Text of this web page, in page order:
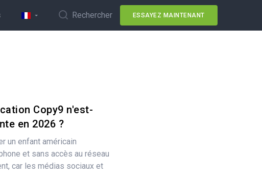
Rechercher ESSAYEZ MAINTENANT
Copy9 n'est-
en 2026 ?
un enfant américain
et sans accès au réseau
car les médias sociaux et